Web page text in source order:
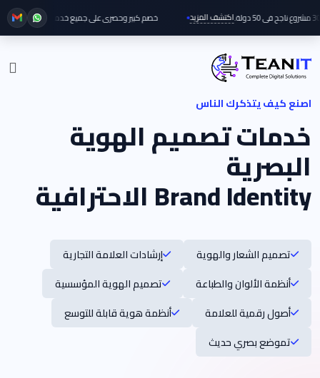
اكتشف المزيد خصم كبير وحصري على جميع خدمات تطوير البلوك
اصنع كيف يتذكرك الناس
خدمات تصميم الهوية
البصرية
Brand Identity الاحترافية
تصميم الشعار والهوية
إرشادات العلامة التجارية
أنظمة الألوان والطباعة
تصميم الهوية المؤسسية
أصول رقمية للعلامة
أنظمة هوية قابلة للتوسع
تموضع بصري حديث